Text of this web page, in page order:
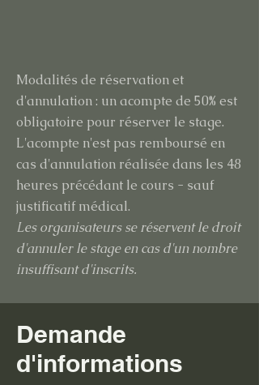
Modalités de réservation et
d'annulation : un acompte de 50% est
obligatoire pour réserver le stage.
L'acompte n'est pas remboursé en
cas d'annulation réalisée dans les 48
heures précédant le cours - sauf
justificatif médical.
Les organisateurs se réservent le droit
d'annuler le stage en cas d'un nombre
insuffisant d'inscrits.
Demande
d'informations